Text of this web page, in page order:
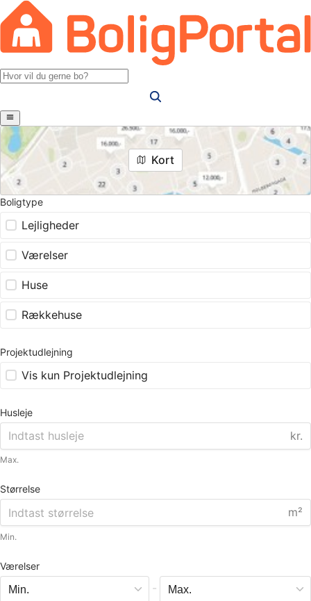
Kort
Boligtype
Lejligheder
Værelser
Huse
Rækkehuse
Projektudlejning
Vis kun Projektudlejning
Husleje
kr.
Max.
Størrelse
m²
Min.
Værelser
-